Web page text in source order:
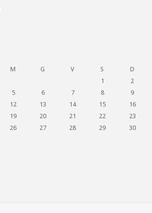
M G V S
D
1
2
5 6 7 8
9
12 13 14 15
16
19 20 21 22
23
26 27 28 29
30